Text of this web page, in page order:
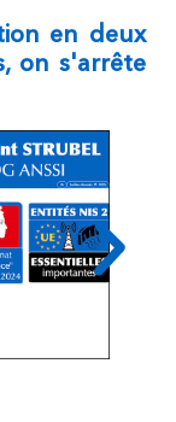
en deux
on s'arrête